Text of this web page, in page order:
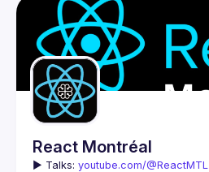
Events
Guilds
React Montréal
▶️ Talks: youtube.com/@ReactMTL